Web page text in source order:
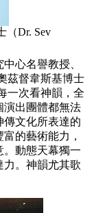
（Dr. Sev
心名譽教授、
茲督韋斯基博士
一次看神韻，全
演出團體都無法
傳文化所表達的
的藝術能力，
。動態天幕獨一
力。神韻尤其歌